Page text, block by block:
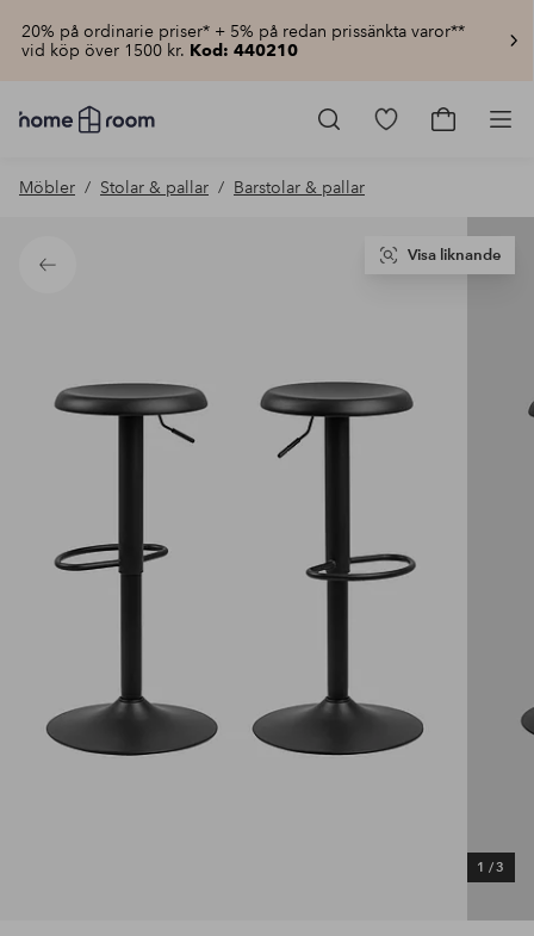
20% på ordinarie priser* + 5% på redan prissänkta varor**
vid köp över 1500 kr. Kod: 440210
Homeroom
–
hemmet
pris
Gå
Gå
Möbler Stolar & pallar Barstolar & pallar
Tillbaka
1 /3
Visa liknande